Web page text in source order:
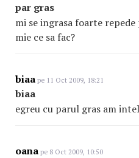
par gras
mi se ingrasa foarte
mie ce sa fac?
biaa pe 11 Oct 2009, 18:21
biaa
egreu cu parul gras am
oana pe 8 Oct 2009, 10:50